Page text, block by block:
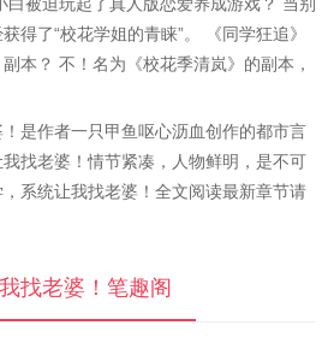
得了“校花学姐的青睐”。 《同学狂追》
本？ 不！名为《校花季清岚》的副本，
是作者一只甲鱼呕心沥血创作的都市言
找老婆！情节紧凑，人物鲜明，是不可
系统让我找老婆！全文阅读最新章节请
找老婆！笔趣阁